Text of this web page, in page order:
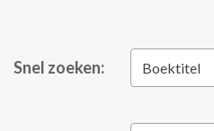
Snel zoeken: Boektitel